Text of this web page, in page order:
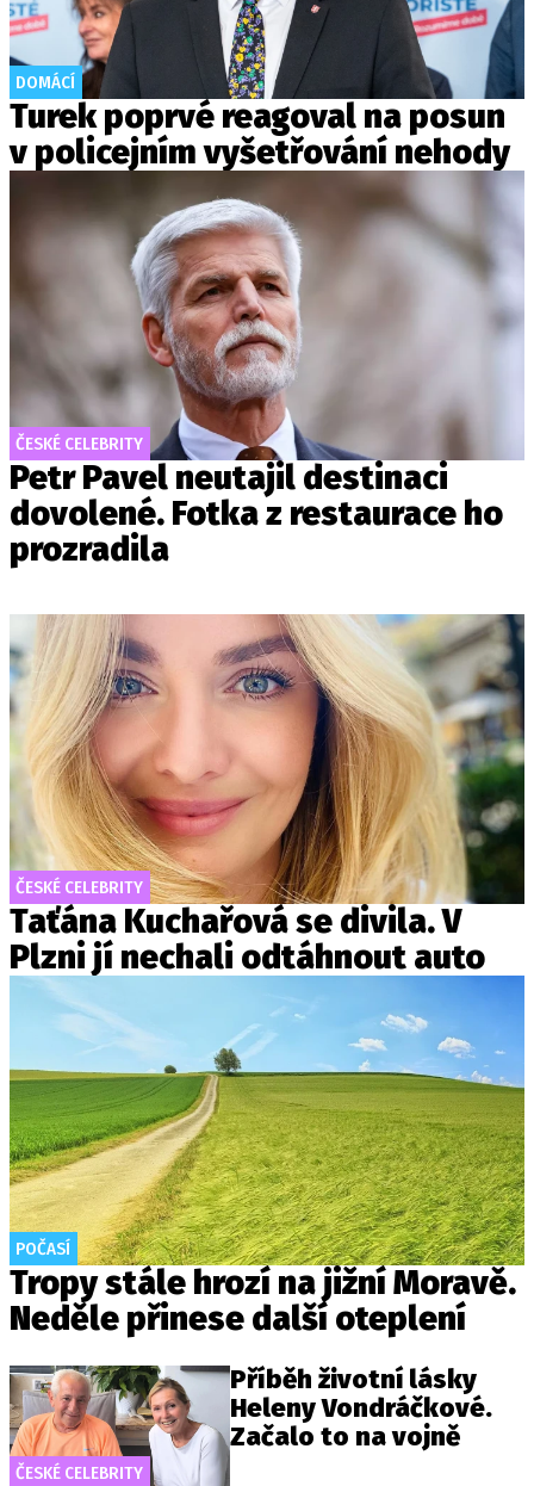
DOMÁCÍ
Turek poprvé reagoval na posun
v policejním vyšetřování nehody
ČESKÉ CELEBRITY
Petr Pavel neutajil destinaci
dovolené. Fotka z restaurace ho
prozradila
ČESKÉ CELEBRITY
Taťána Kuchařová se divila. V
Plzni jí nechali odtáhnout auto
POČASÍ
Tropy stále hrozí na jižní Moravě.
Neděle přinese další oteplení
ČESKÉ CELEBRITY
Příběh životní lásky
Heleny Vondráčkové.
Začalo to na vojně